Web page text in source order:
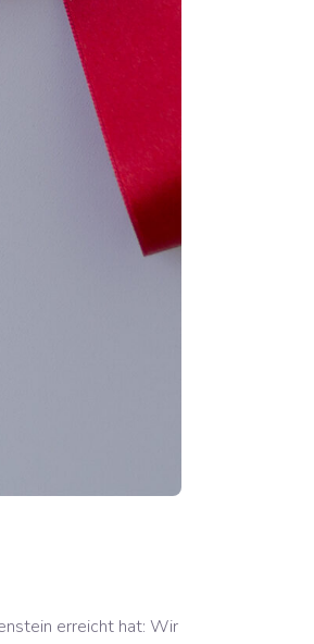
erreicht hat: Wir